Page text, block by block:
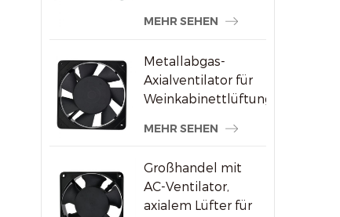
MEHR SEHEN
Metallabgas-
Axialventilator für
Weinkabinettlüftung
MEHR SEHEN
Großhandel mit
AC-Ventilator,
axialem Lüfter für